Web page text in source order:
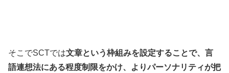
そこでSCTでは文章という枠組みを設定することで、言
語連想法にある程度制限をかけ、よりパーソナリティが把